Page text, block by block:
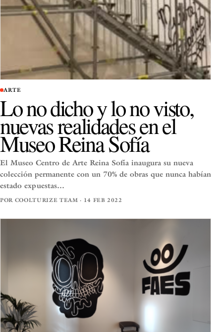
ARTE
Lo no dicho y lo no visto,
nuevas realidades en el
Museo Reina Sofía
El Museo Centro de Arte Reina Sofía inaugura su nueva
colección permanente con un 70% de obras que nunca habían
estado expuestas…
POR COOLTURIZE TEAM · 14 FEB 2022